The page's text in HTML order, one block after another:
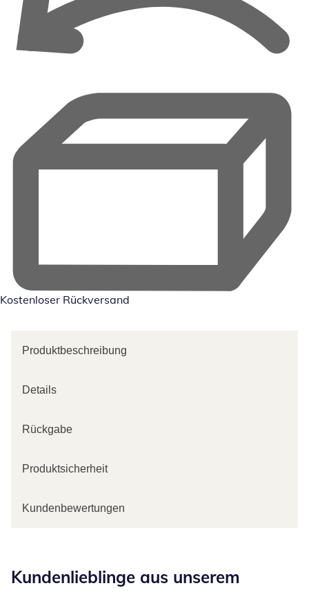
Kostenloser Rückversand
Produktbeschreibung
Details
Rückgabe
Produktsicherheit
Kundenbewertungen
Kundenlieblinge aus unserem